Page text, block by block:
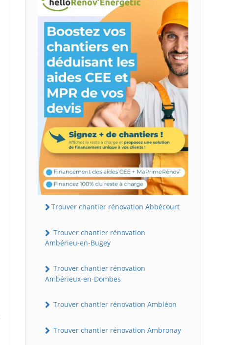
Trouver chantier rénovation Abbécourt
Trouver chantier rénovation
Ambérieu-en-Bugey
Trouver chantier rénovation
Ambérieux-en-Dombes
Trouver chantier rénovation Ambléon
Trouver chantier rénovation Ambronay